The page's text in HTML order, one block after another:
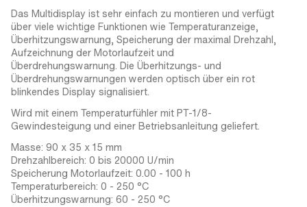
Das Multidisplay ist sehr einfach zu montieren und verfügt
über viele wichtige Funktionen wie Temperaturanzeige,
Überhitzungswarnung, Speicherung der maximal Drehzahl,
Aufzeichnung der Motorlaufzeit und
Überdrehungswarnung. Die Überhitzungs- und
Überdrehungswarnungen werden optisch über ein rot
blinkendes Display signalisiert.
Wird mit einem Temperaturfühler mit PT-1/8-
Gewindesteigung und einer Betriebsanleitung geliefert.
Masse: 90 x 35 x 15 mm
Drehzahlbereich: 0 bis 20000 U/min
Speicherung Motorlaufzeit: 0.00 - 100 h
Temperaturbereich: 0 - 250 °C
Überhitzungswarnung: 60 - 250 °C